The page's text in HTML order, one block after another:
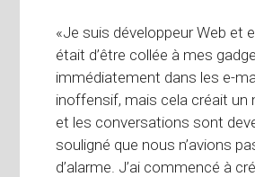
«Je suis développeur Web et
était d’être collée à mes
immédiatement dans les e-
inoffensif, mais cela créait un
et les conversations sont
souligné que nous n’avions
d’alarme. J’ai commencé à